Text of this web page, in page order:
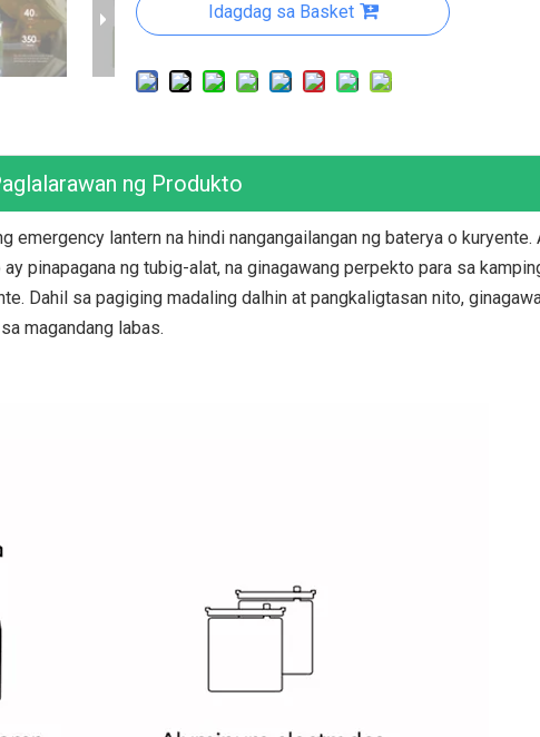
Idagdag sa Basket
ng Produkto
emergency lantern na hindi nangangailangan ng baterya o kuryente.
pinapagana ng tubig-alat, na ginagawang perpekto para sa
Dahil sa pagiging madaling dalhin at pangkaligtasan nito,
magandang labas.